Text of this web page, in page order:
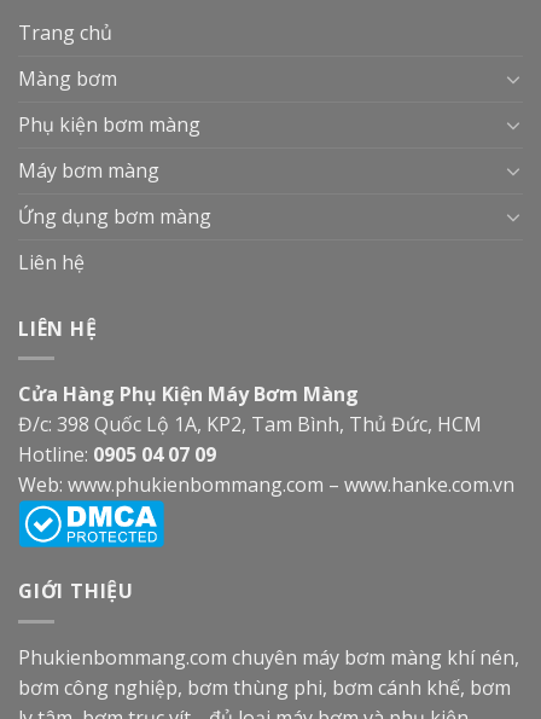
Trang chủ
Màng bơm
Phụ kiện bơm màng
Máy bơm màng
Ứng dụng bơm màng
Liên hệ
LIÊN HỆ
Cửa Hàng Phụ Kiện Máy Bơm Màng
Đ/c: 398 Quốc Lộ 1A, KP2, Tam Bình, Thủ Đức, HCM
Hotline: 0905 04 07 09
Web: www.phukienbommang.com – www.hanke.com.vn
GIỚI THIỆU
Phukienbommang.com chuyên máy bơm màng khí nén,
bơm công nghiệp, bơm thùng phi, bơm cánh khế, bơm